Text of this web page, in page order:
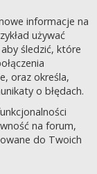
informacje na
używać
śledzić, które
oraz określa,
o błędach.
na forum,
do Twoich